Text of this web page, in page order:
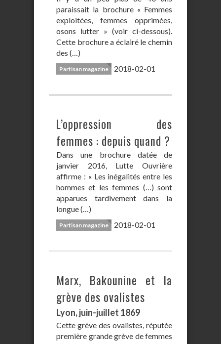
paraissait la brochure « Femmes
exploitées, femmes opprimées,
osons lutter » (voir ci-dessous).
Cette brochure a éclairé le chemin
des (…)
Partisan magazine 2018-02-01
L’oppression des
femmes : depuis quand ?
Dans une brochure datée de
janvier 2016, Lutte Ouvrière
affirme : « Les inégalités entre les
hommes et les femmes (…) sont
apparues tardivement dans la
longue (…)
Partisan magazine 2018-02-01
Marx, Bakounine et la
grève des ovalistes
Lyon, juin-juillet 1869
Cette grève des ovalistes, réputée
première grande grève de femmes